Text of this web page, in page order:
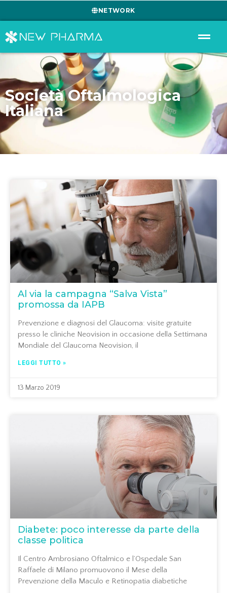
NETWORK
Società Oftalmologica
Italiana
Al via la campagna “Salva Vista”
promossa da IAPB
Prevenzione e diagnosi del Glaucoma: visite gratuite
presso le cliniche Neovision in occasione della Settimana
Mondiale del Glaucoma Neovision, il
LEGGI TUTTO »
13 Marzo 2019
Diabete: poco interesse da parte della
classe politica
Il Centro Ambrosiano Oftalmico e l’Ospedale San
Raffaele di Milano promuovono il Mese della
Prevenzione della Maculo e Retinopatia diabetiche